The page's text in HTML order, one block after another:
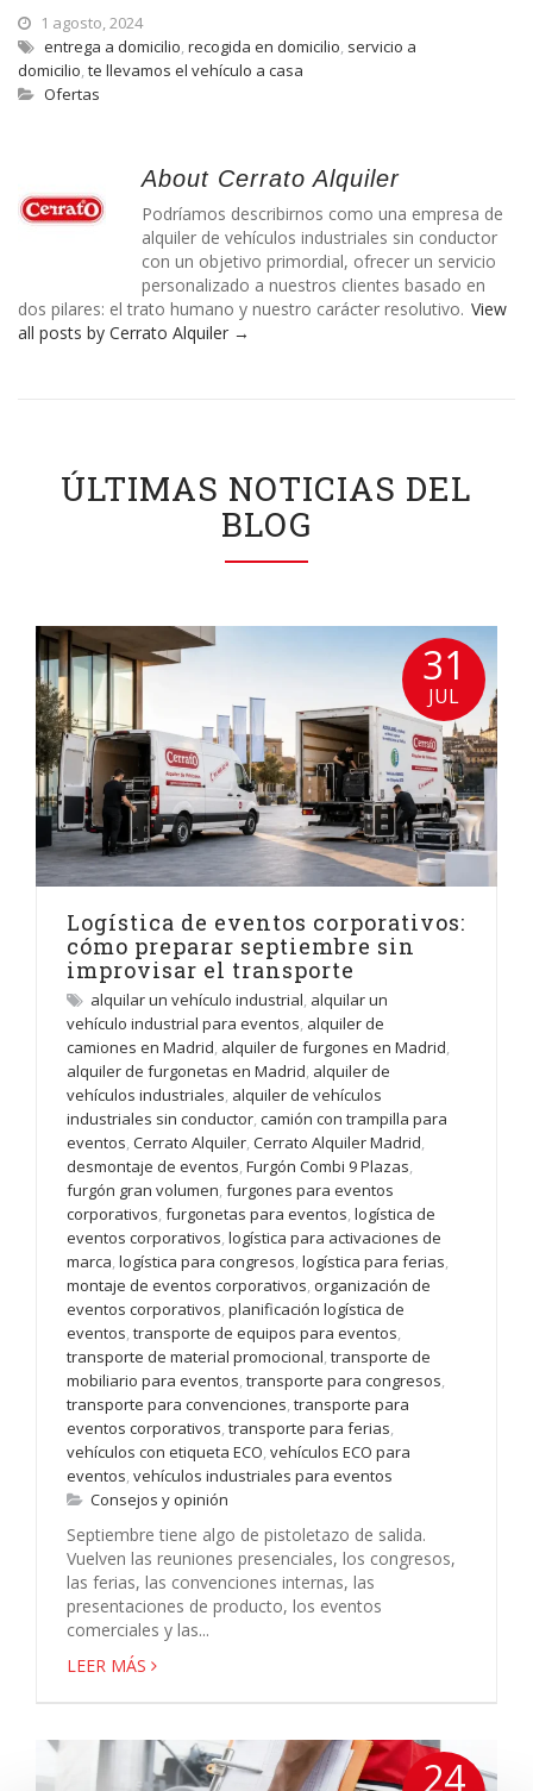
1 agosto, 2024
entrega a domicilio, recogida en domicilio, servicio a
domicilio, te llevamos el vehículo a casa
Ofertas
About Cerrato Alquiler
Podríamos describirnos como una empresa de
alquiler de vehículos industriales sin conductor
con un objetivo primordial, ofrecer un servicio
personalizado a nuestros clientes basado en
dos pilares: el trato humano y nuestro carácter resolutivo. View
all posts by Cerrato Alquiler →
ÚLTIMAS NOTICIAS DEL
BLOG
31
JUL
Logística de eventos corporativos:
cómo preparar septiembre sin
improvisar el transporte
alquilar un vehículo industrial, alquilar un
vehículo industrial para eventos, alquiler de
camiones en Madrid, alquiler de furgones en Madrid,
alquiler de furgonetas en Madrid, alquiler de
vehículos industriales, alquiler de vehículos
industriales sin conductor, camión con trampilla para
eventos, Cerrato Alquiler, Cerrato Alquiler Madrid,
desmontaje de eventos, Furgón Combi 9 Plazas,
furgón gran volumen, furgones para eventos
corporativos, furgonetas para eventos, logística de
eventos corporativos, logística para activaciones de
marca, logística para congresos, logística para ferias,
montaje de eventos corporativos, organización de
eventos corporativos, planificación logística de
eventos, transporte de equipos para eventos,
transporte de material promocional, transporte de
mobiliario para eventos, transporte para congresos,
transporte para convenciones, transporte para
eventos corporativos, transporte para ferias,
vehículos con etiqueta ECO, vehículos ECO para
eventos, vehículos industriales para eventos
Consejos y opinión
Septiembre tiene algo de pistoletazo de salida.
Vuelven las reuniones presenciales, los congresos,
las ferias, las convenciones internas, las
presentaciones de producto, los eventos
comerciales y las...
LEER MÁS
24